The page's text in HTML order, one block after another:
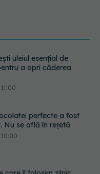
perfecte a fost
Nu se află în rețetă
care îl folosim zilnic,
gras. Ce au